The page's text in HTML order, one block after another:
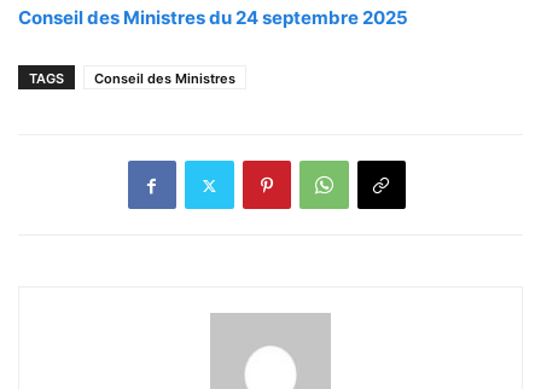
Conseil des Ministres du 24 septembre 2025
TAGS Conseil des Ministres